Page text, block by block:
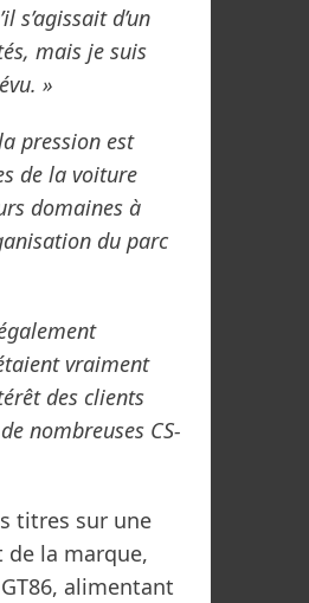
s’agissait d’un
mais je suis
»
pression est
de la voiture
domaines à
du parc
vraiment
des clients
nombreuses CS-
titres sur une
de la marque,
alimentant